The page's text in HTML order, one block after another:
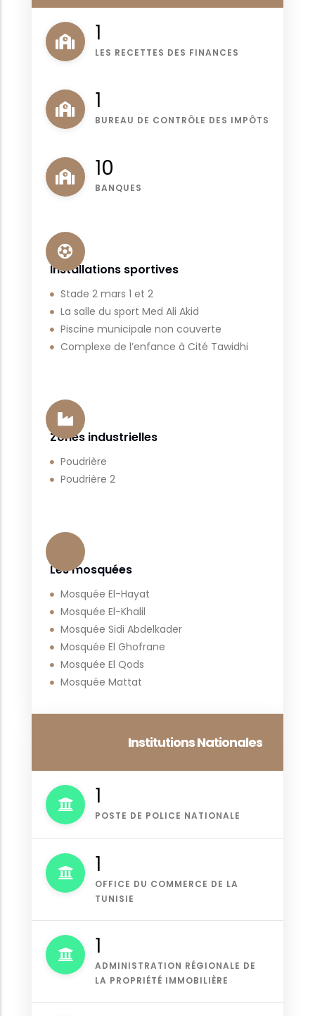
1
LES RECETTES DES FINANCES
1
BUREAU DE CONTRÔLE DES IMPÔTS
11
BANQUES
Installations sportives
Stade 2 mars 1 et 2
La salle du sport Med Ali Akid
Piscine municipale non couverte
Complexe de l’enfance à Cité Tawidhi
Zones industrielles
Poudrière
Poudrière 2
Les mosquées
Mosquée El-Hayat
Mosquée El-Khalil
Mosquée Sidi Abdelkader
Mosquée El Ghofrane
Mosquée El Qods
Mosquée Mattat
Institutions Nationales
1
POSTE DE POLICE NATIONALE
1
OFFICE DU COMMERCE DE LA
TUNISIE
1
ADMINISTRATION RÉGIONALE DE
LA PROPRIÉTÉ IMMOBILIÈRE